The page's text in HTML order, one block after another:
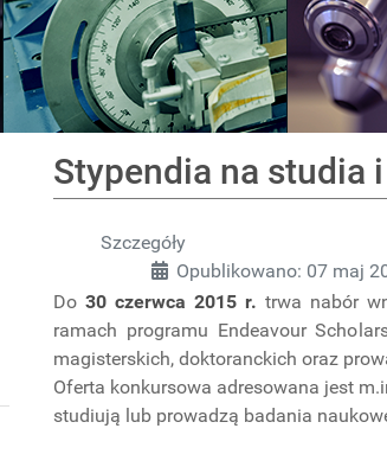
Stypendia na studia
Szczegóły
Opublikowano: 07 maj
Do 30 czerwca 2015 r. trwa nabór
ramach programu Endeavour
magisterskich, doktoranckich oraz
Oferta konkursowa adresowana jest
studiują lub prowadzą badania